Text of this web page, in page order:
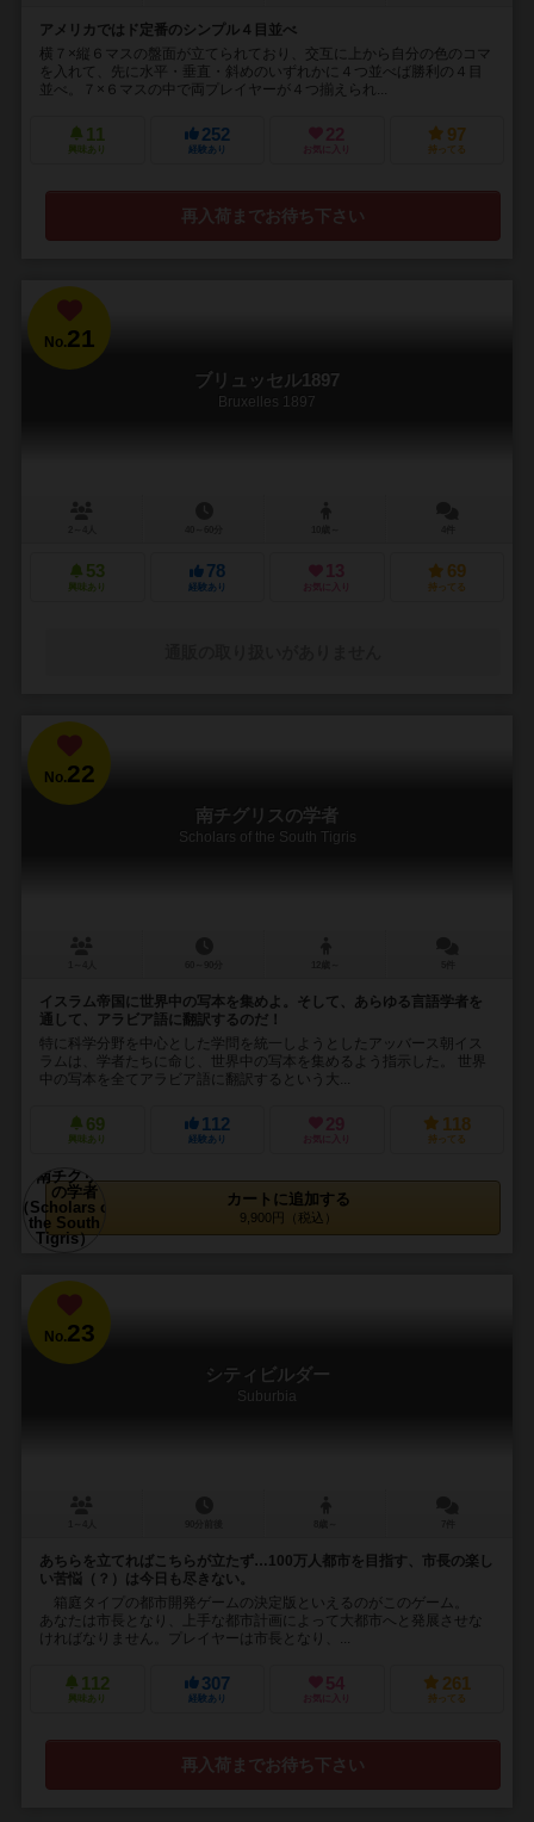
アメリカではド定番のシンプル４目並べ
横７×縦６マスの盤面が立てられており、交互に上から自分の色のコマ
を入れて、先に水平・垂直・斜めのいずれかに４つ並べば勝利の４目
並べ。７×６マスの中で両プレイヤーが４つ揃えられ...
11
興味あり
252
経験あり
22
お気に入り
97
持ってる
再入荷までお待ち下さい
No.21
ブリュッセル1897
Bruxelles 1897
53
興味あり
78
経験あり
13
お気に入り
69
持ってる
No.22
南チグリスの学者
Scholars of the South Tigris
イスラム帝国に世界中の写本を集めよ。そして、あらゆる言語学者を
通して、アラビア語に翻訳するのだ！
特に科学分野を中心とした学問を統一しようとしたアッバース朝イス
ラムは、学者たちに命じ、世界中の写本を集めるよう指示した。 世界
中の写本を全てアラビア語に翻訳するという大...
69
興味あり
112
経験あり
29
お気に入り
118
持ってる
カートに追加する
9,900円（税込）
No.23
シティビルダー
Suburbia
あちらを立てればこちらが立たず…100万人都市を目指す、市長の楽し
い苦悩（？）は今日も尽きない。
箱庭タイプの都市開発ゲームの決定版といえるのがこのゲーム。
あなたは市長となり、上手な都市計画によって大都市へと発展させな
ければなりません。プレイヤーは市長となり、...
112
興味あり
307
経験あり
54
お気に入り
261
持ってる
再入荷までお待ち下さい